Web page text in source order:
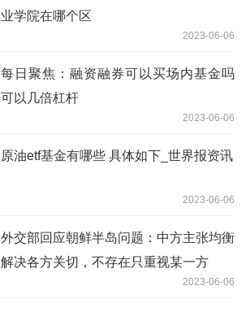
业学院在哪个区
2023-06-06
每日聚焦：融资融券可以买场内基金吗
可以几倍杠杆
2023-06-06
原油etf基金有哪些 具体如下_世界报资讯
2023-06-06
外交部回应朝鲜半岛问题：中方主张均衡
解决各方关切，不存在只重视某一方
2023-06-06